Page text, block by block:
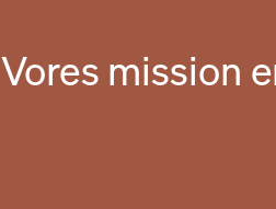
Vores mission